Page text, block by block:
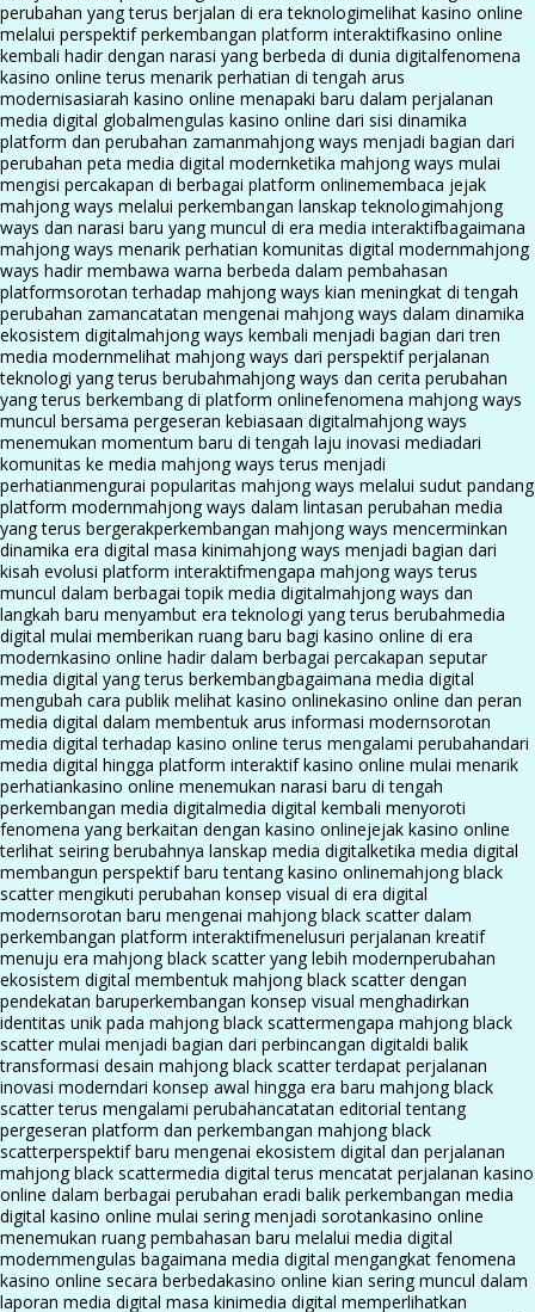
perubahan yang terus berjalan di era teknologimelihat kasino online
melalui perspektif perkembangan platform interaktifkasino online
kembali hadir dengan narasi yang berbeda di dunia digitalfenomena
kasino online terus menarik perhatian di tengah arus
modernisasiarah kasino online menapaki baru dalam perjalanan
media digital globalmengulas kasino online dari sisi dinamika
platform dan perubahan zamanmahjong ways menjadi bagian dari
perubahan peta media digital modernketika mahjong ways mulai
mengisi percakapan di berbagai platform onlinemembaca jejak
mahjong ways melalui perkembangan lanskap teknologimahjong
ways dan narasi baru yang muncul di era media interaktifbagaimana
mahjong ways menarik perhatian komunitas digital modernmahjong
ways hadir membawa warna berbeda dalam pembahasan
platformsorotan terhadap mahjong ways kian meningkat di tengah
perubahan zamancatatan mengenai mahjong ways dalam dinamika
ekosistem digitalmahjong ways kembali menjadi bagian dari tren
media modernmelihat mahjong ways dari perspektif perjalanan
teknologi yang terus berubahmahjong ways dan cerita perubahan
yang terus berkembang di platform onlinefenomena mahjong ways
muncul bersama pergeseran kebiasaan digitalmahjong ways
menemukan momentum baru di tengah laju inovasi mediadari
komunitas ke media mahjong ways terus menjadi
perhatianmengurai popularitas mahjong ways melalui sudut pandang
platform modernmahjong ways dalam lintasan perubahan media
yang terus bergerakperkembangan mahjong ways mencerminkan
dinamika era digital masa kinimahjong ways menjadi bagian dari
kisah evolusi platform interaktifmengapa mahjong ways terus
muncul dalam berbagai topik media digitalmahjong ways dan
langkah baru menyambut era teknologi yang terus berubahmedia
digital mulai memberikan ruang baru bagi kasino online di era
modernkasino online hadir dalam berbagai percakapan seputar
media digital yang terus berkembangbagaimana media digital
mengubah cara publik melihat kasino onlinekasino online dan peran
media digital dalam membentuk arus informasi modernsorotan
media digital terhadap kasino online terus mengalami perubahandari
media digital hingga platform interaktif kasino online mulai menarik
perhatiankasino online menemukan narasi baru di tengah
perkembangan media digitalmedia digital kembali menyoroti
fenomena yang berkaitan dengan kasino onlinejejak kasino online
terlihat seiring berubahnya lanskap media digitalketika media digital
membangun perspektif baru tentang kasino onlinemahjong black
scatter mengikuti perubahan konsep visual di era digital
modernsorotan baru mengenai mahjong black scatter dalam
perkembangan platform interaktifmenelusuri perjalanan kreatif
menuju era mahjong black scatter yang lebih modernperubahan
ekosistem digital membentuk mahjong black scatter dengan
pendekatan baruperkembangan konsep visual menghadirkan
identitas unik pada mahjong black scattermengapa mahjong black
scatter mulai menjadi bagian dari perbincangan digitaldi balik
transformasi desain mahjong black scatter terdapat perjalanan
inovasi moderndari konsep awal hingga era baru mahjong black
scatter terus mengalami perubahancatatan editorial tentang
pergeseran platform dan perkembangan mahjong black
scatterperspektif baru mengenai ekosistem digital dan perjalanan
mahjong black scattermedia digital terus mencatat perjalanan kasino
online dalam berbagai perubahan eradi balik perkembangan media
digital kasino online mulai sering menjadi sorotankasino online
menemukan ruang pembahasan baru melalui media digital
modernmengulas bagaimana media digital mengangkat fenomena
kasino online secara berbedakasino online kian sering muncul dalam
laporan media digital masa kinimedia digital memperlihatkan